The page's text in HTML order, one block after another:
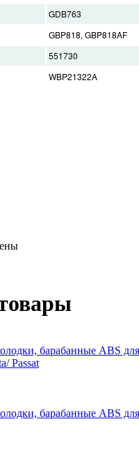
GDB763
GBP818, GBP818AF
551730
WBP21322A
барабанные ABS
Passat
барабанные ABS